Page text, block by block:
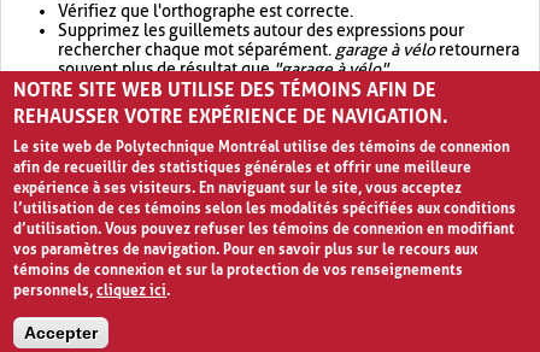
Vérifiez que l'orthographe est correcte.
Supprimez les guillemets autour des expressions pour
rechercher chaque mot séparément. garage à véloretournera
souvent plus de résultat que"garage à vélo".
Envisagez d'élargir votre recherche avec OR.garage OR vélo
retournera souvent plus de résultat quegarage à vélo
NOTRE SITE WEB UTILISE DES TÉMOINS AFIN DE
REHAUSSER VOTRE EXPÉRIENCE DE NAVIGATION.
Le site web de Polytechnique Montréal utilise des témoins de connexion
afin de recueillir des statistiques générales et offrir une meilleure
expérience à ses visiteurs. En naviguant sur le site, vous acceptez
l’utilisation de ces témoins selon les modalités spécifiées aux conditions
d’utilisation. Vous pouvez refuser les témoins de connexion en modifiant
vos paramètres de navigation. Pour en savoir plus sur le recours aux
témoins de connexion et sur la protection de vos renseignements
personnels,cliquez ici.
Accepter